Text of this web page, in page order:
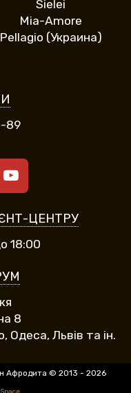
Sielei
Mia-Amore
Pellagio (Украина)
89
ЦЕНТРУ
18:00
8
Одеса, Львів та ін.
Афродита © 2013 - 2026